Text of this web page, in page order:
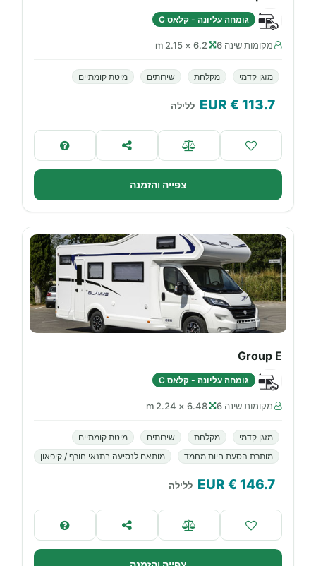
גומחה עליונה - קלאס C
מקומות שינה 6 6.2 × 2.15 m
מזגן קדמי מקלחת שירותים מיטת קומתיים
113.7
€ EUR ללילה
צפייה והזמנה
Group E
גומחה עליונה - קלאס C
מקומות שינה 6 6.48 × 2.24 m
מזגן קדמי מקלחת שירותים
מיטת קומתיים
מותרת הסעת חיות מחמד
מותאם לנסיעה בתנאי חורף / קיפאון
146.7
€ EUR ללילה